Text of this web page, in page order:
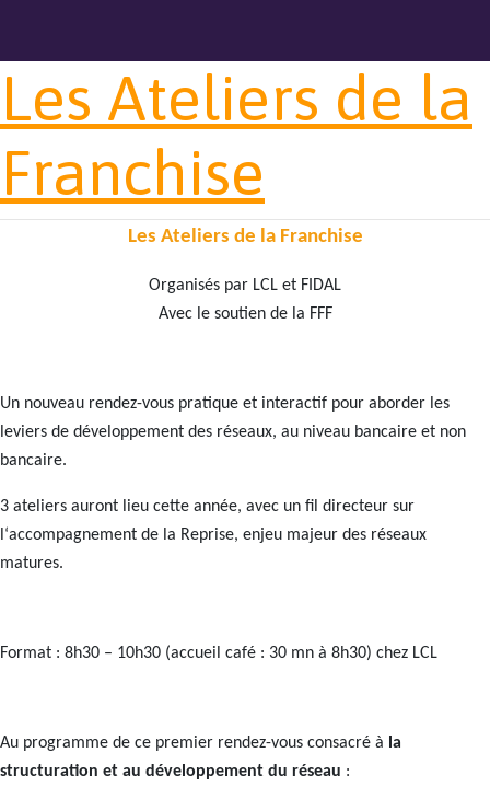
Les Ateliers de la
Franchise
Les Ateliers de la Franchise
Organisés par LCL et FIDAL
Avec le soutien de la FFF
Un nouveau rendez-vous pratique et interactif pour aborder les
leviers de développement des réseaux, au niveau bancaire et non
bancaire.
3 ateliers auront lieu cette année, avec un fil directeur sur
l‘accompagnement de la Reprise, enjeu majeur des réseaux
matures.
Format : 8h30 – 10h30 (accueil café : 30 mn à 8h30) chez LCL
Au programme de ce premier rendez-vous consacré à la
structuration et au développement du réseau :